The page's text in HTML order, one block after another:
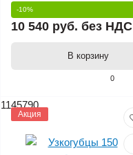
0
-10%
10 540 руб. без НДС
В корзину
1145790
Акция